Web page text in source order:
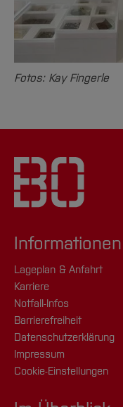
Fotos: Kay Fingerle
Informationen
Lageplan & Anfahrt
Karriere
Notfall-Infos
Barrierefreiheit
Datenschutzerklärung
Impressum
Cookie-Einstellungen